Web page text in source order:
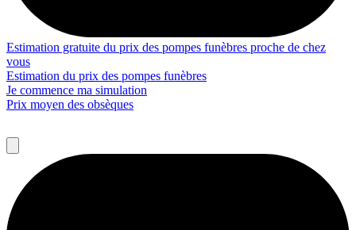
Estimation gratuite du prix des pompes funèbres proche de chez
vous
Estimation du prix des pompes funèbres
Je commence ma simulation
Prix moyen des obsèques